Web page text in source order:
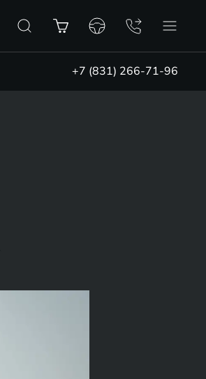
+7 (831) 266-71-96